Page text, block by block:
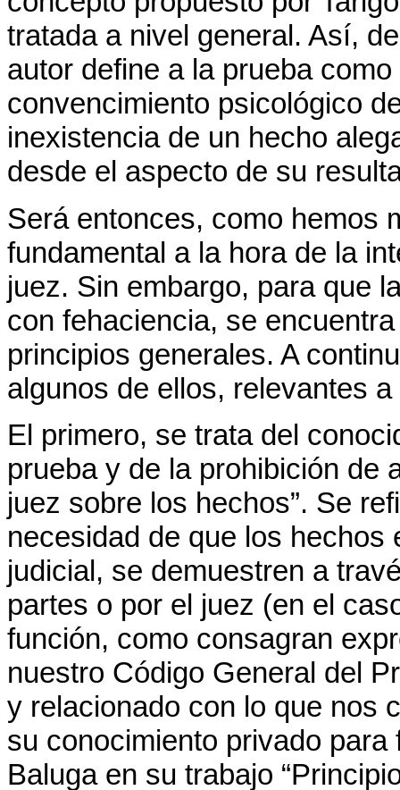
tratada a nivel general. Así,
autor define a la prueba
convencimiento psicológico
inexistencia de un hecho
desde el aspecto de su
Será entonces, como hemos
fundamental a la hora de la
juez. Sin embargo, para que
con fehaciencia, se
principios generales. A
algunos de ellos, relevantes
El primero, se trata del
prueba y de la prohibición de
juez sobre los hechos”. Se
necesidad de que los
judicial, se demuestren a
partes o por el juez (en el
función, como consagran
nuestro Código General del
y relacionado con lo que nos
su conocimiento privado
Baluga en su trabajo